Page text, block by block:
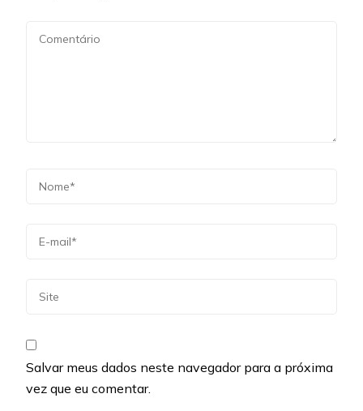
Salvar meus dados neste navegador para a próxima
vez que eu comentar.